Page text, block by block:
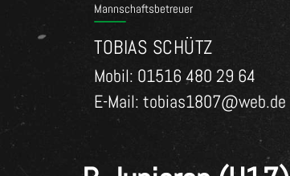
Mannschaftsbetreuer
TOBIAS SCHÜTZ
Mobil: 01516 480 29 64
E-Mail: tobias1807@web.de